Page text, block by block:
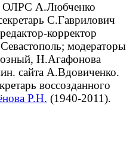
ОЛРС А.Любченко
С.Гаврилович
корректор
модераторы
Н.Агафонова
сайта А.Вдовиченко.
воссозданного
Р.Н. (1940-2011).